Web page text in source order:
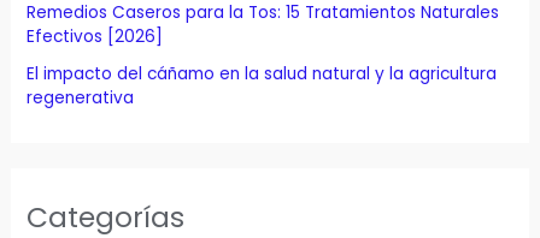
Remedios Caseros para la Tos: 15 Tratamientos Naturales
Efectivos [2026]
El impacto del cáñamo en la salud natural y la agricultura
regenerativa
Categorías